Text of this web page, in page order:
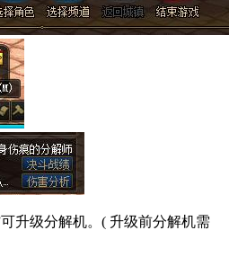
升级分解机。( 升级前分解机需